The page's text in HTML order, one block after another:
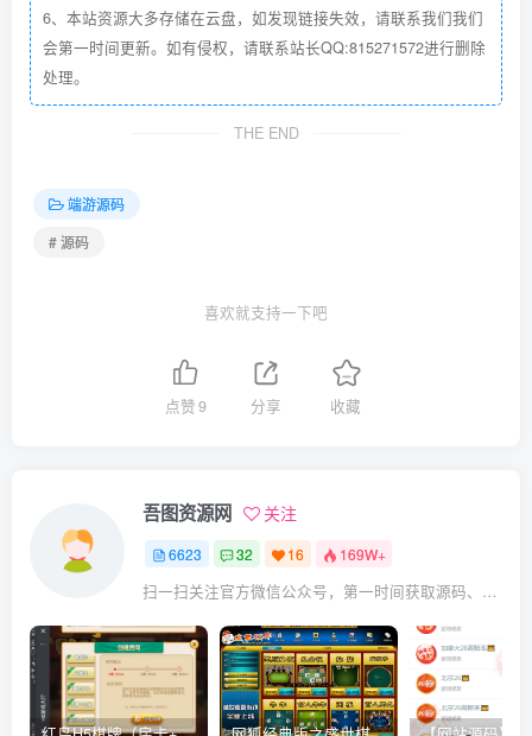
6、本站资源大多存储在云盘，如发现链接失效，请联系我们我们
会第一时间更新。如有侵权，请联系站长QQ:815271572进行删除
处理。
THE END
端游源码
# 源码
喜欢就支持一下吧
点赞9 分享 收藏
吾图资源网 关注
6623 32 16 169W+
扫一扫关注官方微信公众号，第一时间获取源码、网赚项目资源教程，自媒体等知识干货，让互联网创业赚钱更简单。